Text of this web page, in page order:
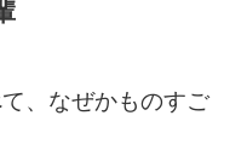
、なぜかものすご